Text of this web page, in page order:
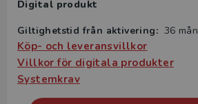
Digital produkt
Giltighetstid från aktivering: 36 mån
Köp- och leveransvillkor
Villkor för digitala produkter
Systemkrav